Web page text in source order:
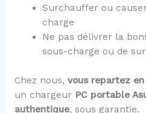
Surchauffer ou
charge
Ne pas délivrer la
sous-charge ou de
Chez nous, vous repartez
un chargeur PC portable
authentique, sous garantie.